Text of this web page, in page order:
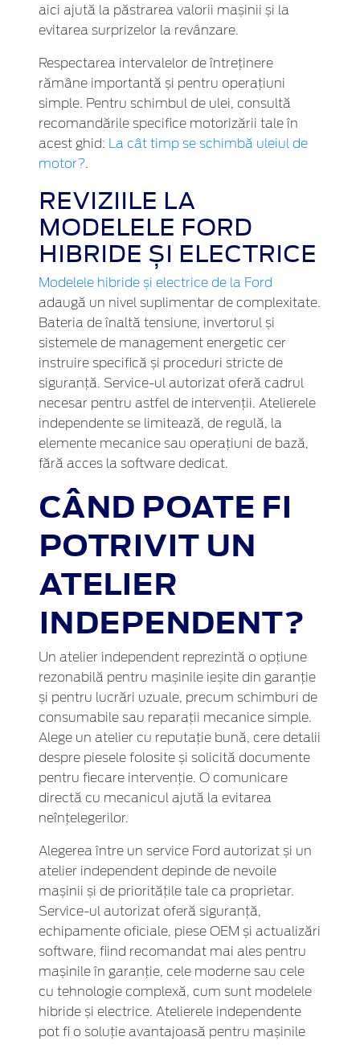
aici ajută la păstrarea valorii mașinii și la
evitarea surprizelor la revânzare.
Respectarea intervalelor de întreținere
rămâne importantă și pentru operațiuni
simple. Pentru schimbul de ulei, consultă
recomandările specifice motorizării tale în
acest ghid:
La cât timp se schimbă uleiul de
motor?.
REVIZIILE LA
MODELELE FORD
HIBRIDE ȘI ELECTRICE
Modelele hibride și electrice de la Ford
adaugă un nivel suplimentar de complexitate.
Bateria de înaltă tensiune, invertorul și
sistemele de management energetic cer
instruire specifică și proceduri stricte de
siguranță. Service-ul autorizat oferă cadrul
necesar pentru astfel de intervenții. Atelierele
independente se limitează, de regulă, la
elemente mecanice sau operațiuni de bază,
fără acces la software dedicat.
CÂND POATE FI
POTRIVIT UN
ATELIER
INDEPENDENT?
Un atelier independent reprezintă o opțiune
rezonabilă pentru mașinile ieșite din garanție
și pentru lucrări uzuale, precum schimburi de
consumabile sau reparații mecanice simple.
Alege un atelier cu reputație bună, cere detalii
despre piesele folosite și solicită documente
pentru fiecare intervenție. O comunicare
directă cu mecanicul ajută la evitarea
neînțelegerilor.
Alegerea între un service Ford autorizat și un
atelier independent depinde de nevoile
mașinii și de prioritățile tale ca proprietar.
Service-ul autorizat oferă siguranță,
echipamente oficiale, piese OEM și actualizări
software, fiind recomandat mai ales pentru
mașinile în garanție, cele moderne sau cele
cu tehnologie complexă, cum sunt modelele
hibride și electrice. Atelierele independente
pot fi o soluție avantajoasă pentru mașinile